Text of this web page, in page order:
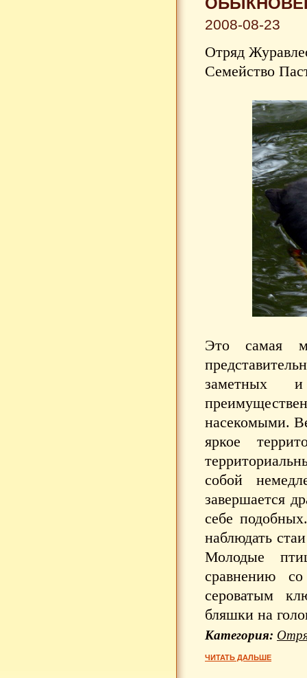
2008-08-23
Отряд
Семейство
Это самая
заметных
насекомыми.
яркое
собой
завершается
себе
наблюдать
Молодые
сравнению
сероватым
бляшки на
Категория:
ЧИТАТЬ ДАЛЬШЕ